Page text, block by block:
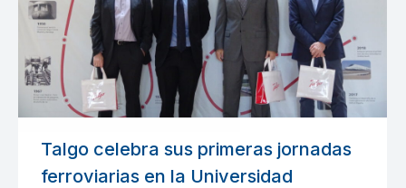
Talgo celebra sus primeras jornadas
ferroviarias en la Universidad